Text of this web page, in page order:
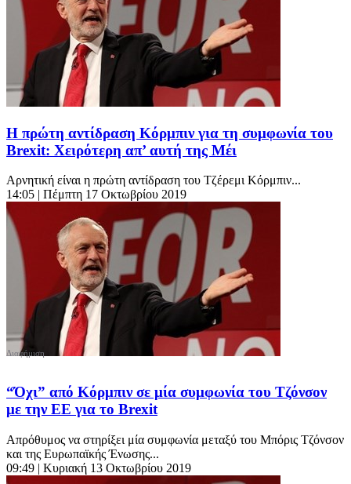
Η πρώτη αντίδραση Κόρμπιν για τη συμφωνία του
Brexit: Χειρότερη απ’ αυτή της Μέι
Αρνητική είναι η πρώτη αντίδραση του Τζέρεμι Κόρμπιν...
14:05 | Πέμπτη 17 Οκτωβρίου 2019
“Όχι” από Κόρμπιν σε μία συμφωνία του Τζόνσον
με την ΕΕ για το Brexit
Απρόθυμος να στηρίξει μία συμφωνία μεταξύ του Μπόρις Τζόνσον
και της Ευρωπαϊκής Ένωσης...
09:49 | Κυριακή 13 Οκτωβρίου 2019